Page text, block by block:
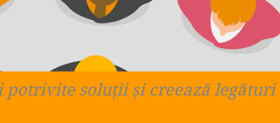
potrivite soluţii şi creează